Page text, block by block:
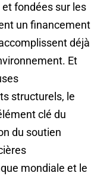
fondées sur les
un financement
déjà
Et
structurels, le
clé du
du soutien
mondiale et le